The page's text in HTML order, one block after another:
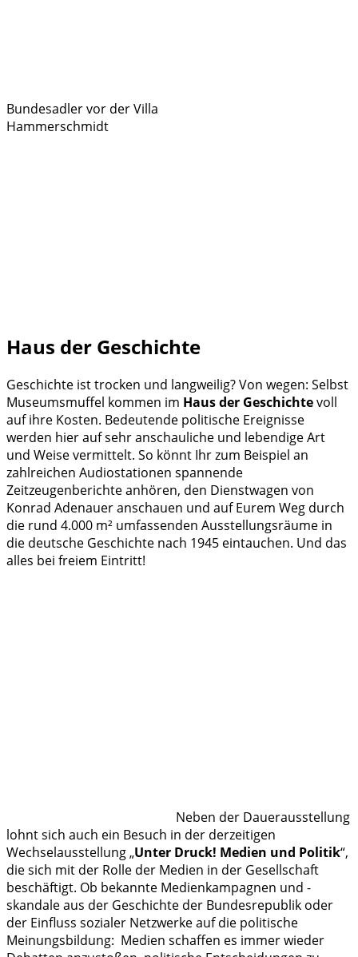
Bundesadler vor der Villa
Hammerschmidt
Haus der Geschichte
Geschichte ist trocken und langweilig? Von wegen: Selbst
Museumsmuffel kommen im Haus der Geschichtevoll
auf ihre Kosten. Bedeutende politische Ereignisse
werden hier auf sehr anschauliche und lebendige Art
und Weise vermittelt. So könnt Ihr zum Beispiel an
zahlreichen Audiostationen spannende
Zeitzeugenberichte anhören, den Dienstwagen von
Konrad Adenauer anschauen und auf Eurem Weg durch
die rund 4.000 m² umfassenden Ausstellungsräume in
die deutsche Geschichte nach 1945 eintauchen. Und das
alles bei freiem Eintritt!
Neben der Dauerausstellung
lohnt sich auch ein Besuch in der derzeitigen
Wechselausstellung „Unter Druck! Medien und Politik“,
die sich mit der Rolle der Medien in der Gesellschaft
beschäftigt. Ob bekannte Medienkampagnen und -
skandale aus der Geschichte der Bundesrepublik oder
der Einfluss sozialer Netzwerke auf die politische
Meinungsbildung: Medien schaffen es immer wieder